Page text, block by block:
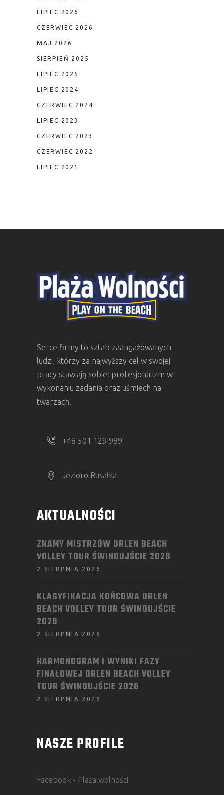
LIPIEC 2026
CZERWIEC 2026
MAJ 2026
SIERPIEŃ 2025
LIPIEC 2025
LIPIEC 2024
CZERWIEC 2024
LIPIEC 2023
CZERWIEC 2023
CZERWIEC 2022
LIPIEC 2021
Serce firmy to sztab zaangażowanych
ludzi, którzy za najwyższy cel w swojej
pracy stawiają sobie: profesjonalizm w
wykonaniu zadania oraz uśmiech na
twarzach.
+48 501 129 989
Jezioro Rusałka
AKTUALNOŚCI
ZNAMY MISTRZÓW ORLEN BEACH
VOLLEY TOUR ŚWINOUJŚCIE 2026
2 SIERPNIA 2026
KLASYFIKACJA KOŃCOWA ORLEN
BEACH VOLLEY TOUR ŚWINOUJŚCIE
2026
2 SIERPNIA 2026
HARMONOGRAM I WYNIKI FAZY
FINAŁOWEJ ORLEN BEACH VOLLEY
TOUR ŚWINOUJŚCIE 2026
2 SIERPNIA 2026
NASZE PROFILE
Facebook - Plaża wolności